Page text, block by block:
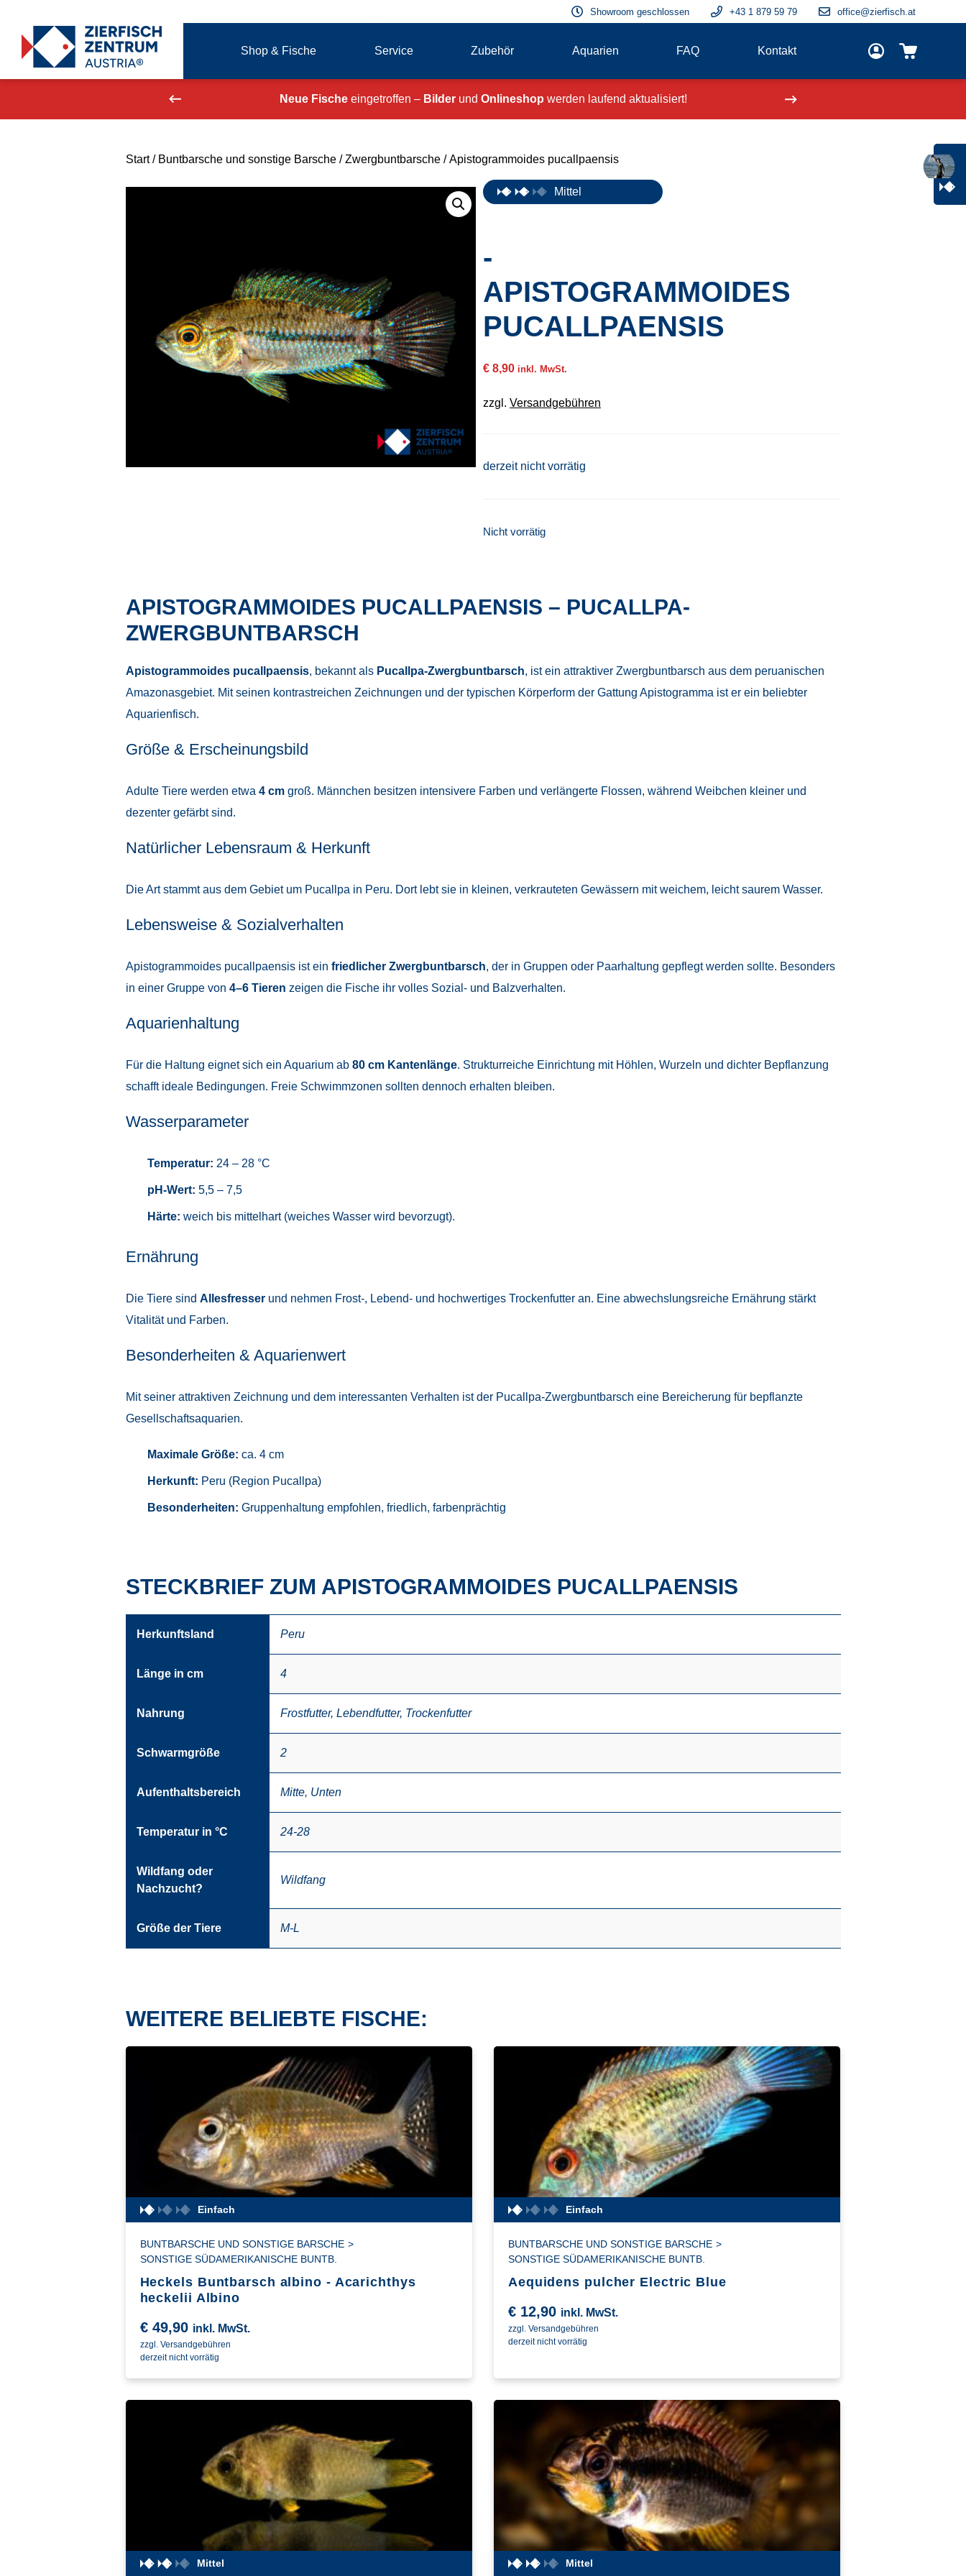
Zierfisch Aquarium Austria
Showroom geschlossen +43 1 879 59 79 office@zierfisch.at
Shop & Fische Service Zubehör Aquarien FAQ Kontakt
Neue Fischeeingetroffen – Bilderund Onlineshop werden laufend aktualisiert!
Start/ Buntbarsche und sonstige Barsche/Zwergbuntbarsche/ Apistogrammoides pucallpaensis
Mittel
-
APISTOGRAMMOIDES
PUCALLPAENSIS
€ 8,90 inkl. MwSt.
zzgl. Versandgebühren
derzeit nicht vorrätig
Nicht vorrätig
APISTOGRAMMOIDES PUCALLPAENSIS – PUCALLPA-
ZWERGBUNTBARSCH
Apistogrammoides pucallpaensis, bekannt als Pucallpa-Zwergbuntbarsch, ist ein attraktiver Zwergbuntbarsch aus dem peruanischen
Amazonasgebiet. Mit seinen kontrastreichen Zeichnungen und der typischen Körperform der Gattung Apistogramma ist er ein beliebter
Aquarienfisch.
Größe & Erscheinungsbild
Adulte Tiere werden etwa 4 cmgroß. Männchen besitzen intensivere Farben und verlängerte Flossen, während Weibchen kleiner und
dezenter gefärbt sind.
Natürlicher Lebensraum & Herkunft
Die Art stammt aus dem Gebiet um Pucallpa in Peru. Dort lebt sie in kleinen, verkrauteten Gewässern mit weichem, leicht saurem Wasser.
Lebensweise & Sozialverhalten
Apistogrammoides pucallpaensis ist ein friedlicher Zwergbuntbarsch, der in Gruppen oder Paarhaltung gepflegt werden sollte. Besonders
in einer Gruppe von 4–6 Tieren zeigen die Fische ihr volles Sozial- und Balzverhalten.
Aquarienhaltung
Für die Haltung eignet sich ein Aquarium ab 80 cm Kantenlänge. Strukturreiche Einrichtung mit Höhlen, Wurzeln und dichter Bepflanzung
schafft ideale Bedingungen. Freie Schwimmzonen sollten dennoch erhalten bleiben.
Wasserparameter
Temperatur: 24 – 28 °C
pH-Wert: 5,5 – 7,5
Härte: weich bis mittelhart (weiches Wasser wird bevorzugt).
Ernährung
Die Tiere sind Allesfresserund nehmen Frost-, Lebend- und hochwertiges Trockenfutter an. Eine abwechslungsreiche Ernährung stärkt
Vitalität und Farben.
Besonderheiten & Aquarienwert
Mit seiner attraktiven Zeichnung und dem interessanten Verhalten ist der Pucallpa-Zwergbuntbarsch eine Bereicherung für bepflanzte
Gesellschaftsaquarien.
Maximale Größe: ca. 4 cm
Herkunft: Peru (Region Pucallpa)
Besonderheiten: Gruppenhaltung empfohlen, friedlich, farbenprächtig
STECKBRIEF ZUM APISTOGRAMMOIDES PUCALLPAENSIS
Herkunftsland Peru
Länge in cm 4
Nahrung Frostfutter, Lebendfutter, Trockenfutter
Schwarmgröße 2
Aufenthaltsbereich Mitte, Unten
Temperatur in °C 24-28
Wildfang oder
Nachzucht?
Wildfang
Größe der Tiere M-L
WEITERE BELIEBTE FISCHE:
Einfach
BUNTBARSCHE UND SONSTIGE BARSCHE >
SONSTIGE SÜDAMERIKANISCHE BUNTB.
Heckels Buntbarsch albino - Acarichthys
heckelii Albino
€49,90 inkl. MwSt.
zzgl. Versandgebühren
derzeit nicht vorrätig
Einfach
BUNTBARSCHE UND SONSTIGE BARSCHE >
SONSTIGE SÜDAMERIKANISCHE BUNTB.
Aequidens pulcher Electric Blue
€12,90 inkl. MwSt.
zzgl. Versandgebühren
derzeit nicht vorrätig
Mittel Mittel